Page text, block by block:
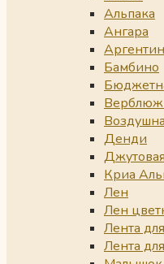
Альпака
Ангара
Бамбино
Денди
Джутовая
Криа
Лен
Лен
Лента
Лента